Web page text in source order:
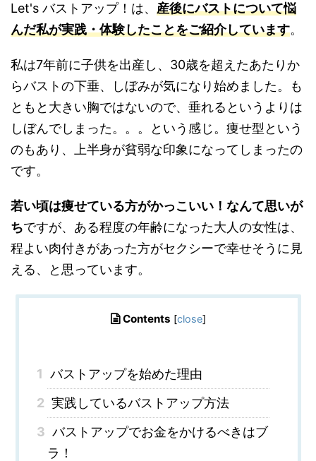
Let's バストアップ！は、 産後にバストについて悩
んだ私が実践・体験したことをご紹介しています。
私は7年前に子供を出産し、 30歳を超えたあたりか
らバストの下垂、しぼみが気になり始めました。も
ともと大きい胸ではないので、垂れるというよりは
しぼんでしまった。。。という感じ。痩せ型という
のもあり、上半身が貧弱な印象になってしまったの
です。
若い頃は痩せている方がかっこいい！なんて思いが
ちですが、ある程度の年齢になった大人の女性は、
程よい肉付きがあった方がセクシーで幸せそう に見
える、と思っています。
Contents [close]
1 バストアップを始めた理由
2 実践しているバストアップ方法
3 バストアップでお金をかけるべきはブ
ラ！